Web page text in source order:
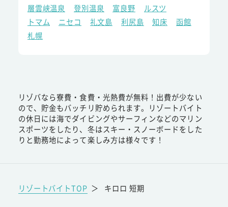
層雲峡温泉
登別温泉 富良野
ルスツ
トマム
ニセコ 礼文島 利尻島 知床
函館
札幌
リゾバなら寮費・食費・光熱費が無料！出費が少ない
ので、貯金もバッチリ貯められます。リゾートバイト
の休日には海でダイビングやサーフィンなどのマリン
スポーツをしたり、冬はスキー・スノーボードをした
りと勤務地によって楽しみ方は様々です！
リゾートバイトTOP ＞ キロロ 短期